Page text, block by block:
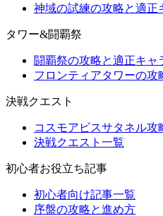
神域の試練の攻略と適正
タワー&闘覇祭
闘覇祭の攻略と適正キャ
フロンティアタワーの攻
決戦クエスト
コスモアビスサタネル攻
決戦クエスト一覧
初心者お役立ち記事
初心者向け記事一覧
序盤の攻略と進め方